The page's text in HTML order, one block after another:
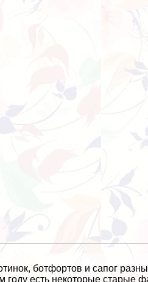
ботфортов и сапог
году есть некоторые